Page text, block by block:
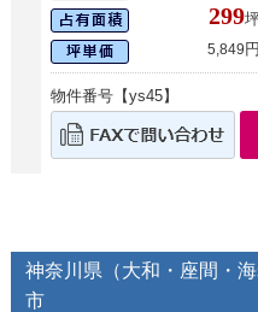
299
5,849円
物件番号【ys45】
神奈川県（大和・座間・
市